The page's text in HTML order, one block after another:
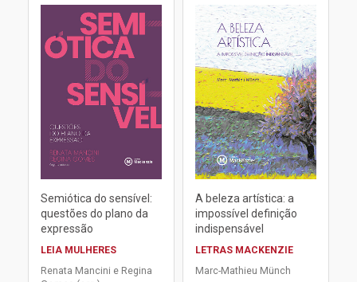
Semiótica do sensível:
questões do plano da
expressão
LEIA MULHERES
Renata Mancini e Regina
A beleza artística: a
impossível definição
indispensável
LETRAS MACKENZIE
Marc-Mathieu Münch